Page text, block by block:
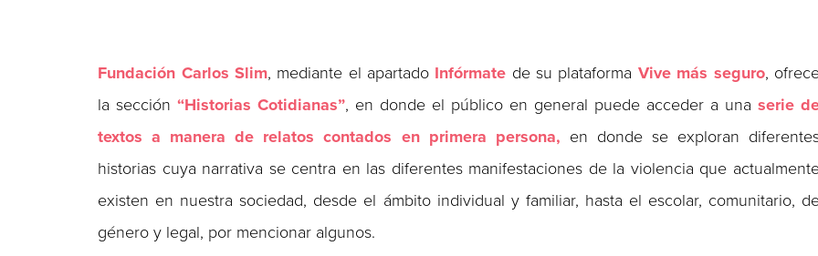
Fundación Carlos Slim, mediante el apartado Infórmate de su plataforma Vive más seguro,
la sección“Historias Cotidianas”, en donde el público en general puede acceder a una serie
textos a manera de relatos contados en primera persona, en donde se exploran
historias cuya narrativa se centra en las diferentes manifestaciones de la violencia que
existen en nuestra sociedad, desde el ámbito individual y familiar, hasta el escolar, comunitario,
género y legal, por mencionar algunos.